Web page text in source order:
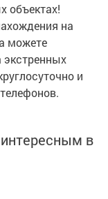
объектах!
на
можете
и
в